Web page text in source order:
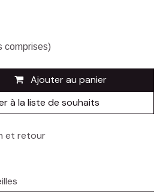
comprises)
Ajouter au panier
à la liste de souhaits
et retour